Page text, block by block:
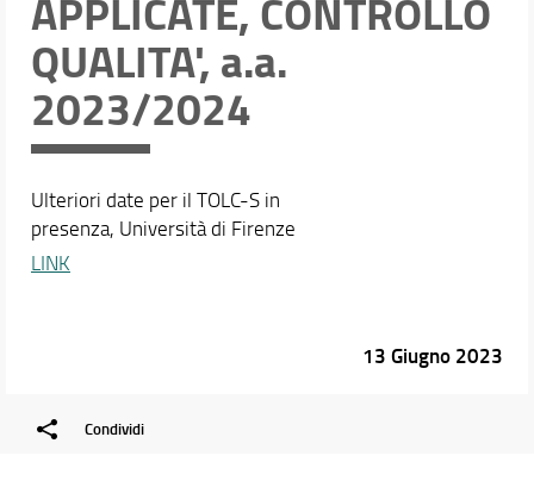
QUALITA', a.a.
2023/2024
Ulteriori date per il TOLC-S in
presenza, Università di Firenze
LINK
13 Giugno 2023
Condividi